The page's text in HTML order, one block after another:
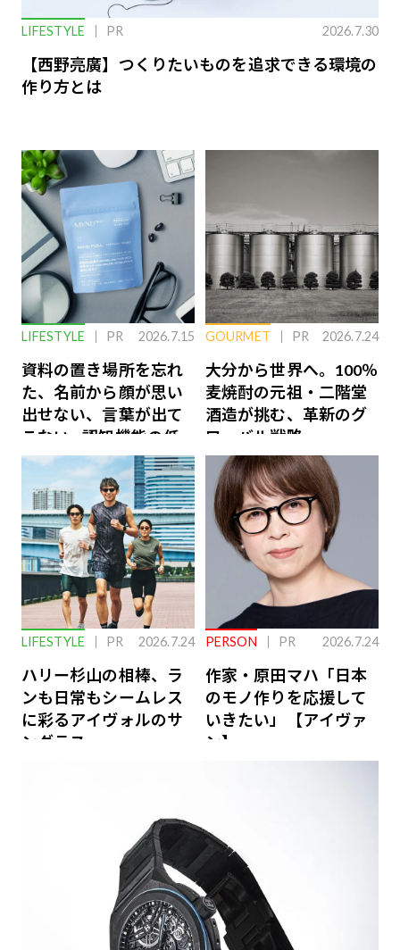
LIFESTYLE PR 2026.7.30
【西野亮廣】つくりたいものを追求できる環境の
作り方とは
LIFESTYLE PR 2026.7.15
資料の置き場所を忘れ
た、名前から顔が思い
出せない、言葉が出て
こない…認知機能の低
下を救う、脳のインナ
ーケアとは
GOURMET PR 2026.7.24
大分から世界へ。100％
麦焼酎の元祖・二階堂
酒造が挑む、革新のグ
ローバル戦略
LIFESTYLE PR 2026.7.24
ハリー杉山の相棒、ラ
ンも日常もシームレス
に彩るアイヴォルのサ
ングラス
PERSON PR 2026.7.24
作家・原田マハ「日本
のモノ作りを応援して
いきたい」【アイヴァ
ン】